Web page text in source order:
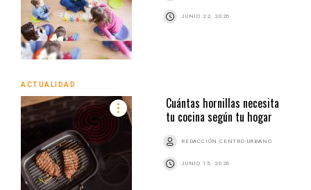
JUNIO 22, 2026
ACTUALIDAD
Cuántas hornillas necesita
tu cocina según tu hogar
REDACCIÓN CENTRO URBANO
JUNIO 15, 2026